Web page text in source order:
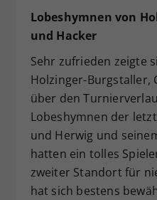
Lobeshymnen von
und Hacker
Sehr zufrieden zeigte
Holzinger-Burgstaller,
über den
Lobeshymnen der
und Herwig und
hatten ein tolles
zweiter Standort für
hat sich bestens